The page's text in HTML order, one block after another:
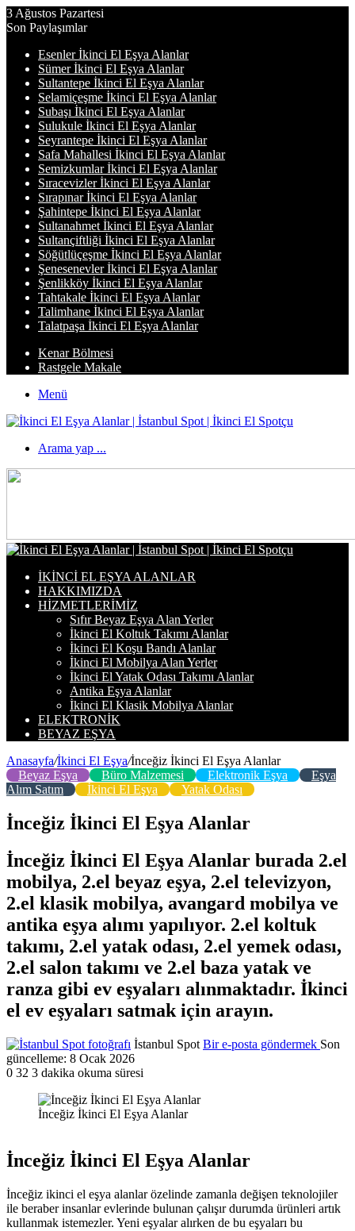
3 Ağustos Pazartesi
Son Paylaşımlar
Esenler İkinci El Eşya Alanlar
Sümer İkinci El Eşya Alanlar
Sultantepe İkinci El Eşya Alanlar
Selamiçeşme İkinci El Eşya Alanlar
Subaşı İkinci El Eşya Alanlar
Sulukule İkinci El Eşya Alanlar
Seyrantepe İkinci El Eşya Alanlar
Safa Mahallesi İkinci El Eşya Alanlar
Semizkumlar İkinci El Eşya Alanlar
Sıracevizler İkinci El Eşya Alanlar
Sırapınar İkinci El Eşya Alanlar
Şahintepe İkinci El Eşya Alanlar
Sultanahmet İkinci El Eşya Alanlar
Sultançiftliği İkinci El Eşya Alanlar
Söğütlüçeşme İkinci El Eşya Alanlar
Şenesenevler İkinci El Eşya Alanlar
Şenlikköy İkinci El Eşya Alanlar
Tahtakale İkinci El Eşya Alanlar
Talimhane İkinci El Eşya Alanlar
Talatpaşa İkinci El Eşya Alanlar
Kenar Bölmesi
Rastgele Makale
Menü
Arama yap ...
İKINCI EL EŞYA ALANLAR
HAKKIMIZDA
HIZMETLERIMIZ
Sıfır Beyaz Eşya Alan Yerler
İkinci El Koltuk Takımı Alanlar
İkinci El Koşu Bandı Alanlar
İkinci El Mobilya Alan Yerler
İkinci El Yatak Odası Takımı Alanlar
Antika Eşya Alanlar
İkinci El Klasik Mobilya Alanlar
ELEKTRONIK
BEYAZ EŞYA
Anasayfa/İkinci El Eşya/İnceğiz İkinci El Eşya Alanlar
Beyaz Eşya
Büro Malzemesi Elektronik Eşya
Eşya
Alım Satım
İkinci El Eşya Yatak Odası
İnceğiz İkinci El Eşya Alanlar
İnceğiz İkinci El Eşya Alanlar burada 2.el
mobilya, 2.el beyaz eşya, 2.el televizyon,
2.el klasik mobilya, avangard mobilya ve
antika eşya alımı yapılıyor. 2.el koltuk
takımı, 2.el yatak odası, 2.el yemek odası,
2.el salon takımı ve 2.el baza yatak ve
ranza gibi ev eşyaları alınmaktadır. İkinci
el ev eşyaları satmak için arayın.
İstanbul Spot Bir e-posta göndermek Son
güncelleme: 8 Ocak 2026
0 32 3 dakika okuma süresi
İnceğiz İkinci El Eşya Alanlar
İnceğiz İkinci El Eşya Alanlar
İnceğiz ikinci el eşya alanlar özelinde zamanla değişen teknolojiler
ile beraber insanlar evlerinde bulunan çalışır durumda ürünleri artık
kullanmak istemezler. Yeni eşyalar alırken de bu eşyaları bu